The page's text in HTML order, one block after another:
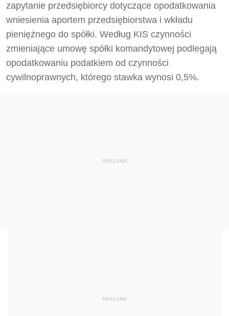
zapytanie przedsiębiorcy dotyczące opodatkowania
wniesienia aportem przedsiębiorstwa i wkładu
pieniężnego do spółki. Według KIS czynności
zmieniające umowę spółki komandytowej podlegają
opodatkowaniu podatkiem od czynności
cywilnoprawnych, którego stawka wynosi 0,5%.
REKLAMA
REKLAMA